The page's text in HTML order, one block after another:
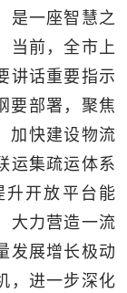
是一座智慧之
当前，全市上
讲话重要指示
要部署，聚焦
加快建设物流
运集疏运体系
升开放平台能
大力营造一流
发展增长极动
，进一步深化